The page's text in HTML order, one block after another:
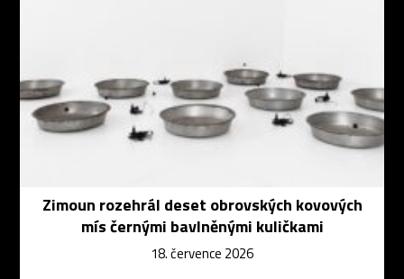
Zimoun rozehrál deset obrovských kovových
mís černými bavlněnými kuličkami
18. července 2026